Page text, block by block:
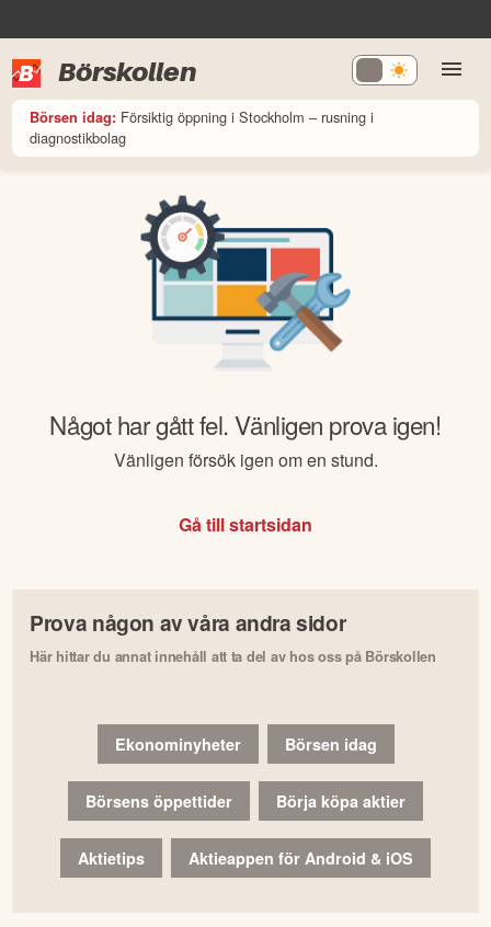
Börskollen
Börsen idag: Försiktig öppning i Stockholm – rusning i
diagnostikbolag
Något har gått fel. Vänligen prova igen!
Vänligen försök igen om en stund.
Gå till startsidan
Prova någon av våra andra sidor
Här hittar du annat innehåll att ta del av hos oss på Börskollen
Ekonominyheter Börsen idag
Börsens öppettider Börja köpa aktier
Aktietips Aktieappen för Android & iOS